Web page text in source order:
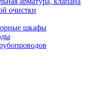
очистки
шкафы